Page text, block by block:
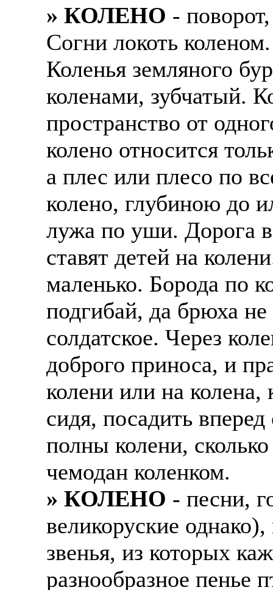
» КОЛЕНО -
Согни локоть
Коленья земляного
коленами, зубчатый.
пространство от
колено относится
а плес или плесо по
колено, глубиною до
лужа по уши. Дорога
ставят детей на
маленько. Борода по
подгибай, да брюха не
солдатское. Через
доброго приноса, и
колени или на колена,
сидя, посадить
полны колени,
чемодан коленком.
» КОЛЕНО - песни,
великоруские
звенья, из которых
разнообразное пенье